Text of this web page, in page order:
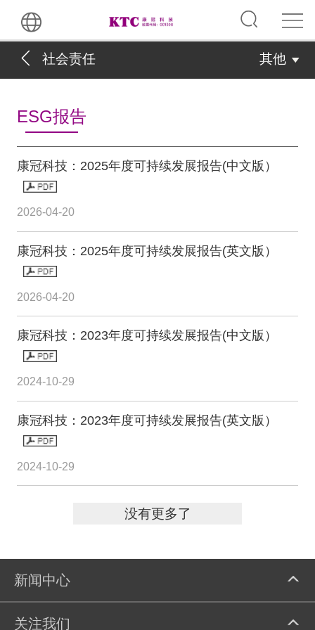
社会责任 其他
ESG报告
康冠科技：2025年度可持续发展报告(中文版）
2026-04-20
康冠科技：2025年度可持续发展报告(英文版）
2026-04-20
康冠科技：2023年度可持续发展报告(中文版）
2024-10-29
康冠科技：2023年度可持续发展报告(英文版）
2024-10-29
没有更多了
新闻中心
关注我们